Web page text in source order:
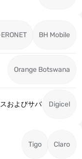
BH Mobile
Orange Botswana
およびサバ Digicel
Tigo Claro